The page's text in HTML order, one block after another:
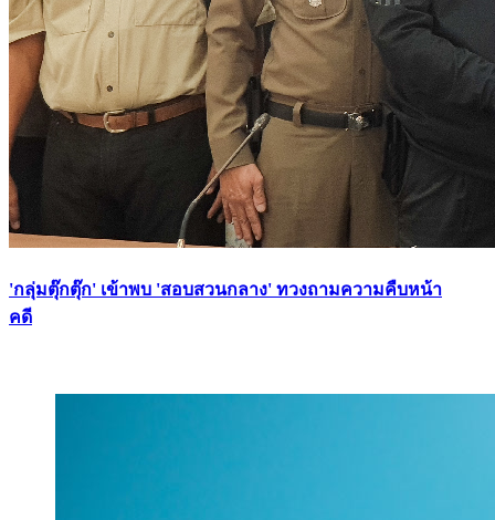
'กลุ่มตุ๊กตุ๊ก' เข้าพบ 'สอบสวนกลาง' ทวงถามความคืบหน้า
คดี